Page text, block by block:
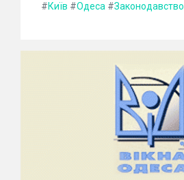
#Київ #Одеса #Законодавство